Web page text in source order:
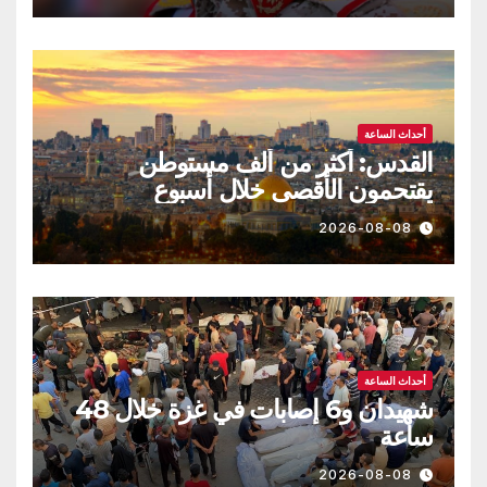
أحداث الساعة
القدس: أكثر من ألف مستوطن
يقتحمون الأقصى خلال أسبوع
2026-08-08
أحداث الساعة
شهيدان و6 إصابات في غزة خلال 48
ساعة
2026-08-08